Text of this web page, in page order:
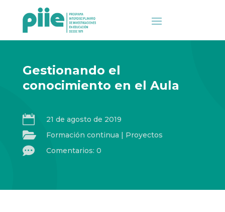
Gestionando el
conocimiento en el Aula
 21 de agosto de 2019
 Formación continua | Proyectos
 Comentarios: 0